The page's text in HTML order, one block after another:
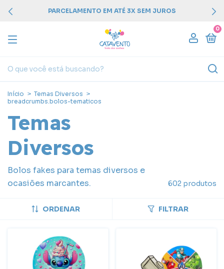
PARCELAMENTO EM ATÉ 3X SEM JUROS
0
Início > Temas Diversos >
breadcrumbs.bolos-tematicos
Temas
Diversos
Bolos fakes para temas diversos e
ocasiões marcantes.
602 produtos
ORDENAR FILTRAR